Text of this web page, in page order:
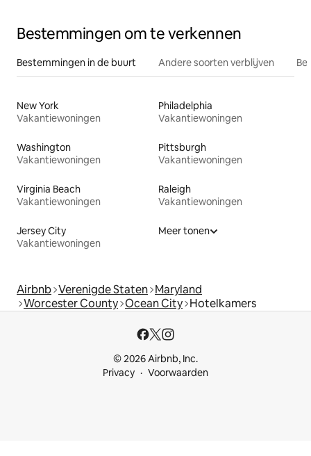
Bestemmingen om te verkennen
Bestemmingen in de buurt Andere soorten verblijven
New York
Vakantiewoningen
Philadelphia
Vakantiewoningen
Washington
Vakantiewoningen
Pittsburgh
Vakantiewoningen
Virginia Beach
Vakantiewoningen
Raleigh
Vakantiewoningen
Jersey City
Vakantiewoningen
Meer tonen
Airbnb Verenigde Staten Maryland
Worcester County Ocean City Hotelkamers
© 2026 Airbnb, Inc.
Privacy
Voorwaarden